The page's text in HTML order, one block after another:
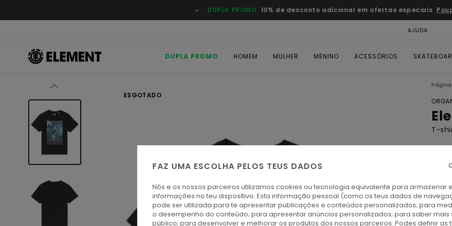
a
DUPLA PROMO 10% de desconto adicional em ofertas especiais
AJUDA
DUPLA PROMO HOMEM MULHER MENINO ACESSÓRIOS
ESGOTADO
T-
€
Cor
FAZ UMA ESCOLHA PELOS TEUS DADOS
Nós e os nossos parceiros utilizamos cookies ou tecnologia equivalente para armazenar
informações no teu dispositivo. Esta informação pessoal (como os teus dados de
pode ser utilizada para te apresentar publicações e conteúdos personalizados; para
o desempenho do conteúdo; para apresentar anúncios personalizados; para saber mais
público; para desenvolver e melhorar os produtos dos nossos parceiros. Podes definir as